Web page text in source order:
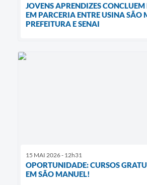
JOVENS APRENDIZES
EM PARCERIA ENTRE USINA SÃO
PREFEITURA E SENAI
15 MAI 2026 - 12h31
OPORTUNIDADE: CURSOS
EM SÃO MANUEL!